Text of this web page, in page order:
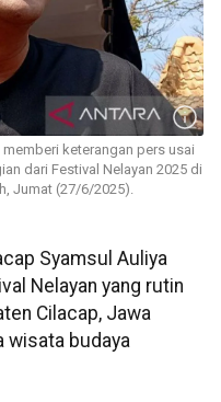
keterangan pers usai
dari Festival Nelayan 2025 di
Jumat (27/6/2025).
Syamsul Auliya
Nelayan yang rutin
Cilacap, Jawa
wisata budaya